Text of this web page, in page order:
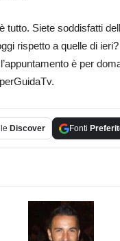
tutto. Siete soddisfatti
rispetto a quelle di
è per
Discover Fonti